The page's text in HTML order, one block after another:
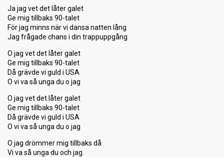
Ja jag vet det låter galet
Ge mig tillbaks 90-talet
För jag minns när vi dansa natten lång
Jag frågade chans i din trappuppgång
O jag vet det låter galet
Ge mig tillbaks 90-talet
Då grävde vi guld i USA
O vi va så unga du o jag
O jag vet det låter galet
Ge mig tillbaks 90-talet
Då grävde vi guld i USA
O vi va så unga du o jag
O jag drömmer mig tillbaks då
Vi va ѕå unga du och jag